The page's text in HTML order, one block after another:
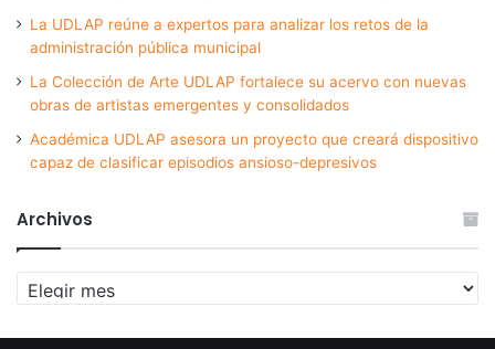
La UDLAP reúne a expertos para analizar los retos de la
administración pública municipal
La Colección de Arte UDLAP fortalece su acervo con nuevas
obras de artistas emergentes y consolidados
Académica UDLAP asesora un proyecto que creará dispositivo
capaz de clasificar episodios ansioso-depresivos
Archivos
Archivos